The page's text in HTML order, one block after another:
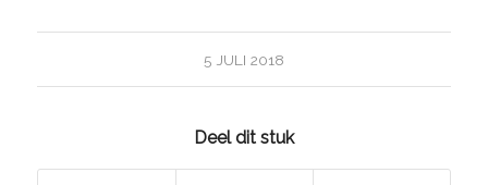
5 JULI 2018
Deel dit stuk